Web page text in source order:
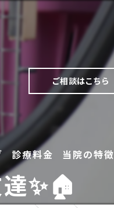
ご相談はこちら
診療料金 当院の特徴
犬
✨️🏠